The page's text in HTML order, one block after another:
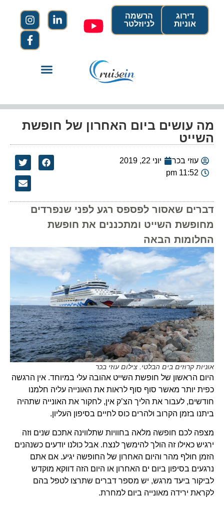
הרשמה
לניוזלטר
דירוג
אוניות
מה עושים ביום האחרון של חופשת
השייט
עוזי בכר
יוני 22, 2019
11:52 pm
דברים שאסור לפספס רגע לפני שנפרדים
מחופשת השייט ומתכננים את חופשת
החלומות הבאה
אוניות קרוזים בים הבלטי. צילום עוזי בכר
היום הראשון של חופשת השייט אהובה עלי במיוחד. אין הרגשה
כפית יותר מאשר סוף סוף לראות את האונייה עליה חלמנו
חודשים, לעבור את הליך הצ’ק אין, לחקור את האונייה שתהיה
ביתנו בזמן הקרוב ולהרים כוס לחיים בסיפון העליון.
מצפה לכם חופשה מלאה בחוויות שתלווינה אתכם שנים וזה
ירגיש כאילו זה הולך להימשך לנצח. אבל כולנו יודעים כשנהנים
הזמן חולף מהר והיום האחרון של החופשה יגיע. אם אתם
נרגעים בסיפון ביום ים האחרון או היום הזה דווקא מוקדש
לביקור ביעד מרגש, יש מספר דברים שתרצו לטפל בהם
לקראת ירידה מאונייה ביום למחרת.